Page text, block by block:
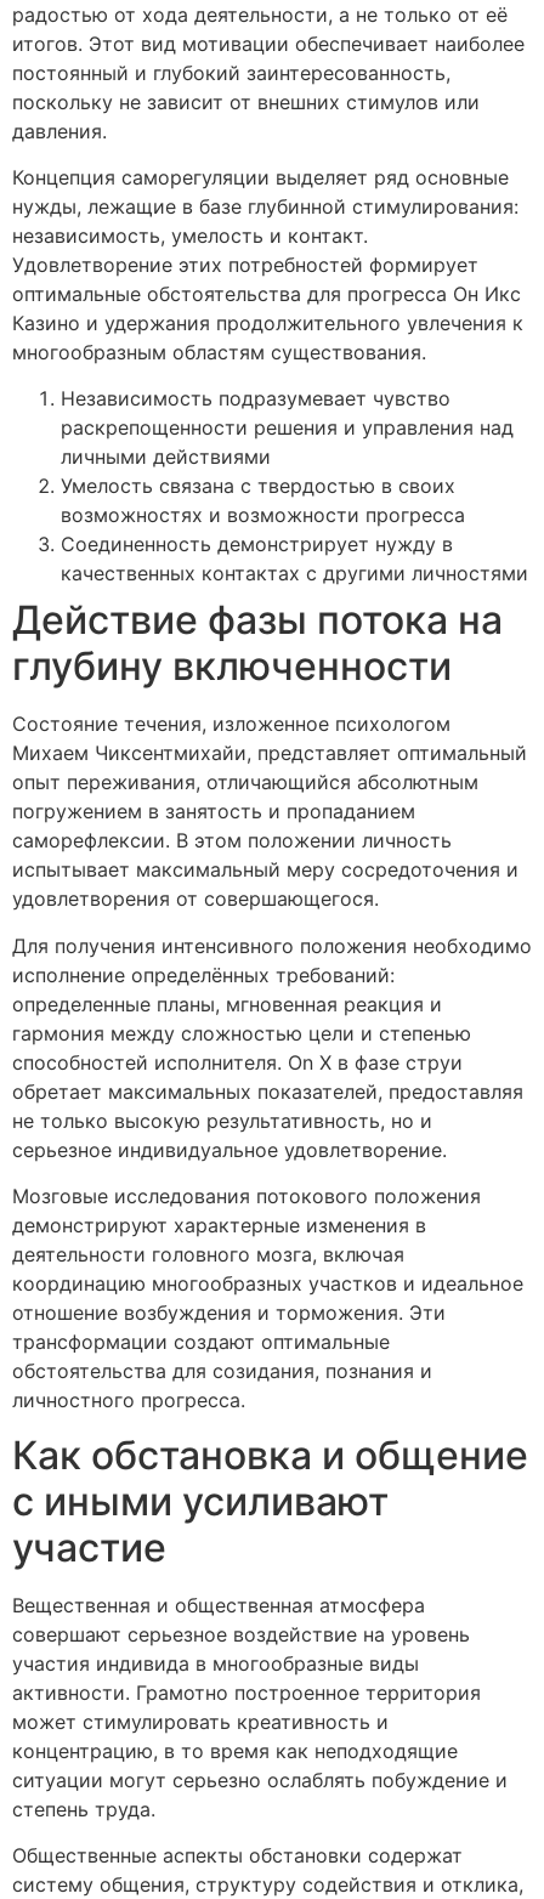
радостью от хода деятельности, а не только от её
итогов. Этот вид мотивации обеспечивает наиболее
постоянный и глубокий заинтересованность,
поскольку не зависит от внешних стимулов или
давления.
Концепция саморегуляции выделяет ряд основные
нужды, лежащие в базе глубинной стимулирования:
независимость, умелость и контакт.
Удовлетворение этих потребностей формирует
оптимальные обстоятельства для прогресса Он Икс
Казино и удержания продолжительного увлечения к
многообразным областям существования.
Независимость подразумевает чувство
раскрепощенности решения и управления над
личными действиями
Умелость связана с твердостью в своих
возможностях и возможности прогресса
Соединенность демонстрирует нужду в
качественных контактах с другими личностями
Действие фазы потока на
глубину включенности
Состояние течения, изложенное психологом
Михаем Чиксентмихайи, представляет оптимальный
опыт переживания, отличающийся абсолютным
погружением в занятость и пропаданием
саморефлексии. В этом положении личность
испытывает максимальный меру сосредоточения и
удовлетворения от совершающегося.
Для получения интенсивного положения необходимо
исполнение определённых требований:
определенные планы, мгновенная реакция и
гармония между сложностью цели и степенью
способностей исполнителя. On X в фазе струи
обретает максимальных показателей, предоставляя
не только высокую результативность, но и
серьезное индивидуальное удовлетворение.
Мозговые исследования потокового положения
демонстрируют характерные изменения в
деятельности головного мозга, включая
координацию многообразных участков и идеальное
отношение возбуждения и торможения. Эти
трансформации создают оптимальные
обстоятельства для созидания, познания и
личностного прогресса.
Как обстановка и общение
с иными усиливают
участие
Вещественная и общественная атмосфера
совершают серьезное воздействие на уровень
участия индивида в многообразные виды
активности. Грамотно построенное территория
может стимулировать креативность и
концентрацию, в то время как неподходящие
ситуации могут серьезно ослаблять побуждение и
степень труда.
Общественные аспекты обстановки содержат
систему общения, структуру содействия и отклика,